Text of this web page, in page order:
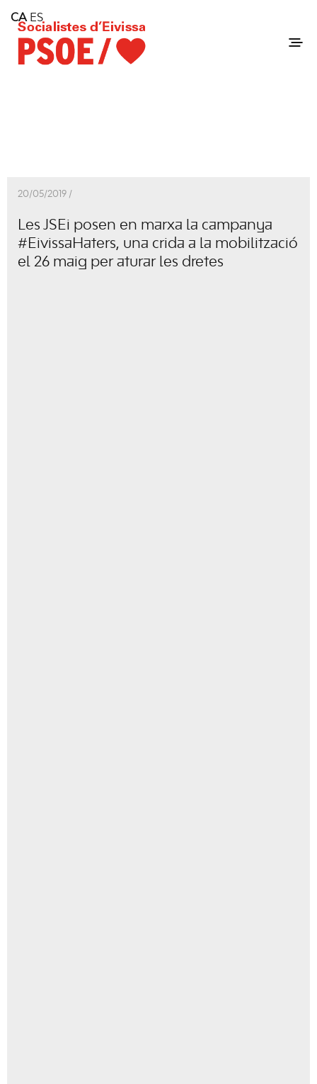
Consell Insular d'Eivissa
Services
Contact
20/05/2019 /
Les JSEi posen en marxa la campanya
#EivissaHaters, una crida a la mobilització
el 26 maig per aturar les dretes
CA ES